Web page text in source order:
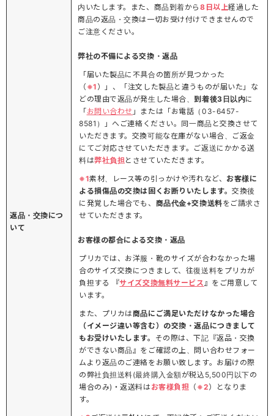
返品・交換につ
いて
内いたします。また、商品到着から 8日以上経過した
商品の返品・交換は一切お受け付けできませんので
ご注意ください。
弊社の不備による交換・返品
「届いた製品に不具合の箇所が見つかった
（ ※1 ）」、「注文した製品と違うものが届いた」な
どの理由で返品が発生した場合、 到着後3日以内に
「お問い合わせ 」または「お電話（03-6457-
8581）」へご連絡ください。同一商品と交換させて
いただきます。交換可能な在庫がない場合、ご返金
にてご対応させていただきます。ご返送にかかる送
料は弊社負担 とさせていただきます。
※1素材、レース等の引っかけや汚れなど、 お客様に
よる損傷品の交換は固くお断りいたします。交換後
に発覚した場合でも、 商品代金+交換送料をご請求さ
せていただきます。
お客様の都合による交換・返品
プリカでは、お洋服・靴のサイズが合わなかった場
合のサイズ交換につきまして、往復送料をプリカが
負担する 『サイズ交換無料サービス 』をご用意して
います。
また、プリカは商品にご満足いただけなかった場合
（イメージ違い等含む）の交換・返品につきまして
もお受けいたします。 その際は、下記『返品・交換
ができない商品』をご確認の上、問い合わせフォー
ムより返品のご連絡をお願い致します。お届けの際
の弊社負担送料(最終購入金額が税込5,500円以下の
場合のみ)・返送料はお客様負担 （ ※2）となりま
す。